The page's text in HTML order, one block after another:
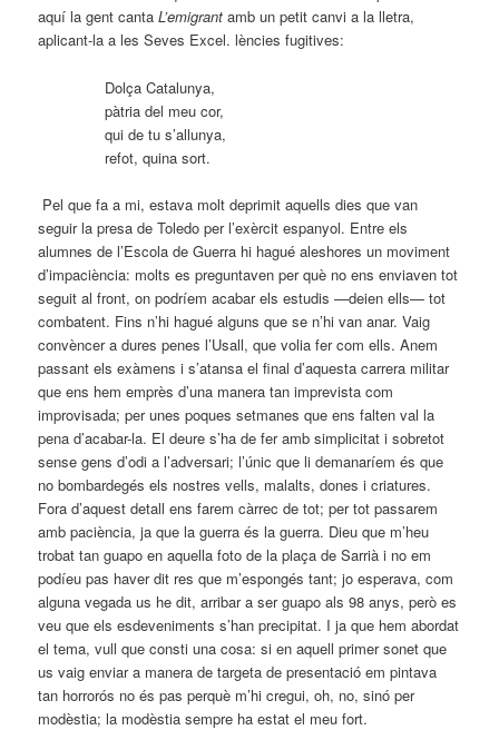
aquí la gent cantaL’emigrantamb un petit canvi a la lletra,
aplicant-la a les Seves Excel. lències fugitives:
Dolça Catalunya,
pàtria del meu cor,
qui de tu s’allunya,
refot, quina sort.
Pel que fa a mi, estava molt deprimit aquells dies que van
seguir la presa de Toledo per l’exèrcit espanyol. Entre els
alumnes de l’Escola de Guerra hi hagué aleshores un moviment
d’impaciència: molts es preguntaven per què no ens enviaven tot
seguit al front, on podríem acabar els estudis —deien ells— tot
combatent. Fins n’hi hagué alguns que se n’hi van anar. Vaig
convèncer a dures penes l’Usall, que volia fer com ells. Anem
passant els exàmens i s’atansa el final d’aquesta carrera militar
que ens hem emprès d’una manera tan imprevista com
improvisada; per unes poques setmanes que ens falten val la
pena d’acabar-la. El deure s’ha de fer amb simplicitat i sobretot
sense gens d’odi a l’adversari; l’únic que li demanaríem és que
no bombardegés els nostres vells, malalts, dones i criatures.
Fora d’aquest detall ens farem càrrec de tot; per tot passarem
amb paciència, ja que la guerra és la guerra. Dieu que m’heu
trobat tan guapo en aquella foto de la plaça de Sarrià i no em
podíeu pas haver dit res que m’espongés tant; jo esperava, com
alguna vegada us he dit, arribar a ser guapo als 98 anys, però es
veu que els esdeveniments s’han precipitat. I ja que hem abordat
el tema, vull que consti una cosa: si en aquell primer sonet que
us vaig enviar a manera de targeta de presentació em pintava
tan horrorós no és pas perquè m’hi cregui, oh, no, sinó per
modèstia; la modèstia sempre ha estat el meu fort.